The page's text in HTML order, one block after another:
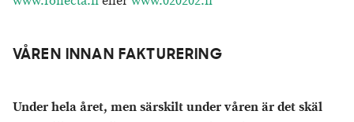
VÅREN INNAN FAKTURERING
Under hela året, men särskilt under våren är det skäl